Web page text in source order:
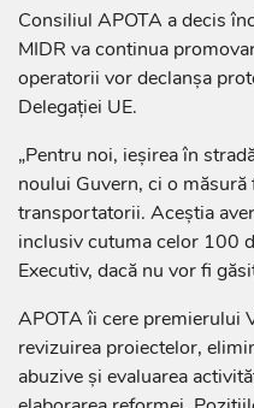
Consiliul APOTA a decis
MIDR va continua
operatorii vor declanșa
Delegației UE.
„Pentru noi, ieșirea în
noului Guvern, ci o măsură
transportatorii. Aceștia
inclusiv cutuma celor 100
Executiv, dacă nu vor fi
APOTA îi cere premierului
revizuirea proiectelor,
abuzive și evaluarea